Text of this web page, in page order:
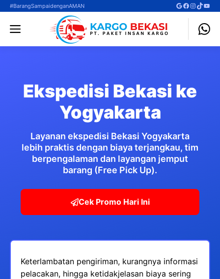
Langsung
#BarangSampaidenganAMAN Google
Facebook
TikTok
Menu
Ekspedisi Bekasi ke
Yogyakarta
Layanan ekspedisi Bekasi Yogyakarta
lebih praktis dengan biaya terjangkau, tim
berpengalaman dan layangan jemput
barang (Free Pick Up).
Cek Promo Hari Ini
Keterlambatan pengiriman, kurangnya informasi
pelacakan, hingga ketidakjelasan biaya sering